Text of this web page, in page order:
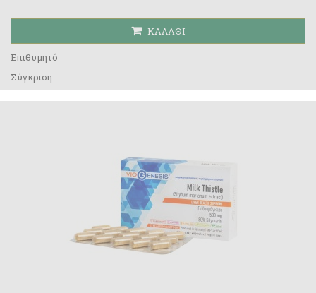
ΚΑΛΆΘΙ
Επιθυμητό
Σύγκριση